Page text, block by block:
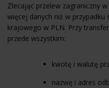
Zlecając przelew zagraniczny
więcej danych niż w
krajowego w PLN. Przy
przede wszystkim:
kwotę i walutę
nazwę i adres